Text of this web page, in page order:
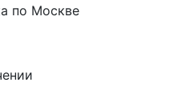
по Москве